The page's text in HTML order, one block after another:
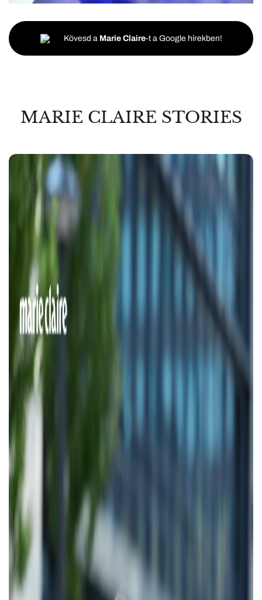
Kövesd a Marie Claire-t a Google hírekben!
MARIE CLAIRE STORIES